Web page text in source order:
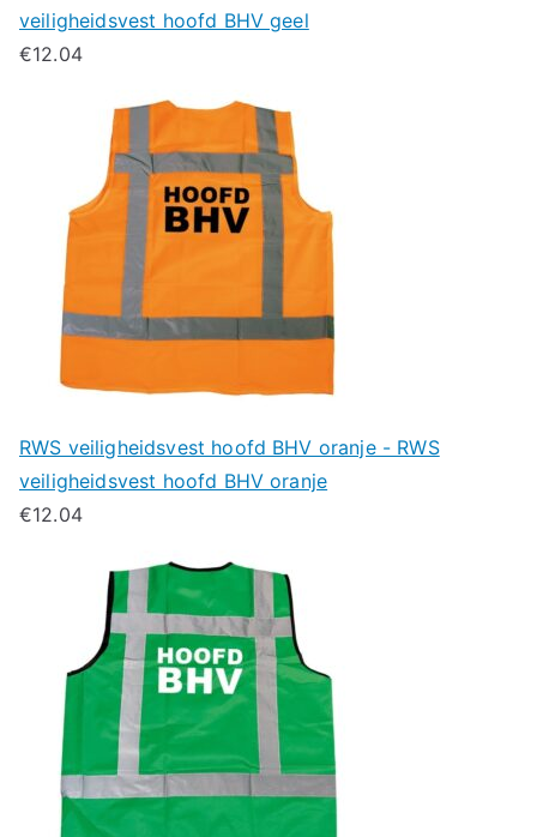
veiligheidsvest hoofd BHV geel
€12.04
RWS veiligheidsvest hoofd BHV oranje - RWS
veiligheidsvest hoofd BHV oranje
€12.04